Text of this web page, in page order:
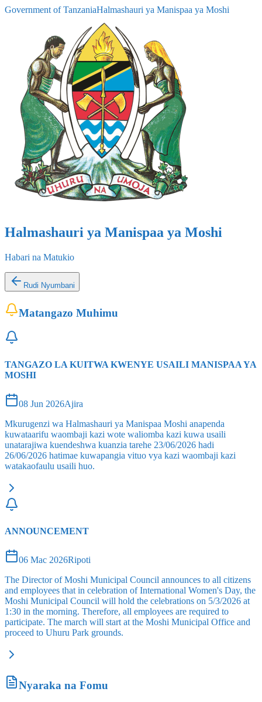
Government of TanzaniaHalmashauri ya Manispaa ya Moshi
Halmashauri ya Manispaa ya Moshi
Habari na Matukio
Rudi Nyumbani
Matangazo Muhimu
TANGAZO LA KUITWA KWENYE USAILI MANISPAA YA
MOSHI
08 Jun 2026Ajira
Mkurugenzi wa Halmashauri ya Manispaa Moshi anapenda
kuwataarifu waombaji kazi wote waliomba kazi kuwa usaili
unatarajiwa kuendeshwa kuanzia tarehe 23/06/2026 hadi
26/06/2026 hatimae kuwapangia vituo vya kazi waombaji kazi
watakaofaulu usaili huo.
ANNOUNCEMENT
06 Mac 2026Ripoti
The Director of Moshi Municipal Council announces to all citizens
and employees that in celebration of International Women's Day, the
Moshi Municipal Council will hold the celebrations on 5/3/2026 at
1:30 in the morning. Therefore, all employees are required to
participate. The march will start at the Moshi Municipal Office and
proceed to Uhuru Park grounds.
Nyaraka na Fomu